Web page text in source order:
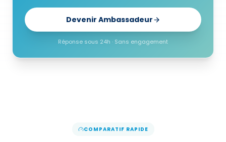
Devenir Ambassadeur
Réponse sous 24h · Sans engagement
COMPARATIF RAPIDE